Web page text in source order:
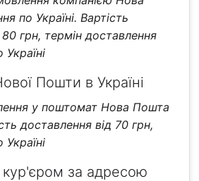
по Україні. Вартість
грн, термін доставлення
Україні
Пошти в Україні
у поштомат Нова Пошта
доставлення від 70 грн,
Україні
за адресою